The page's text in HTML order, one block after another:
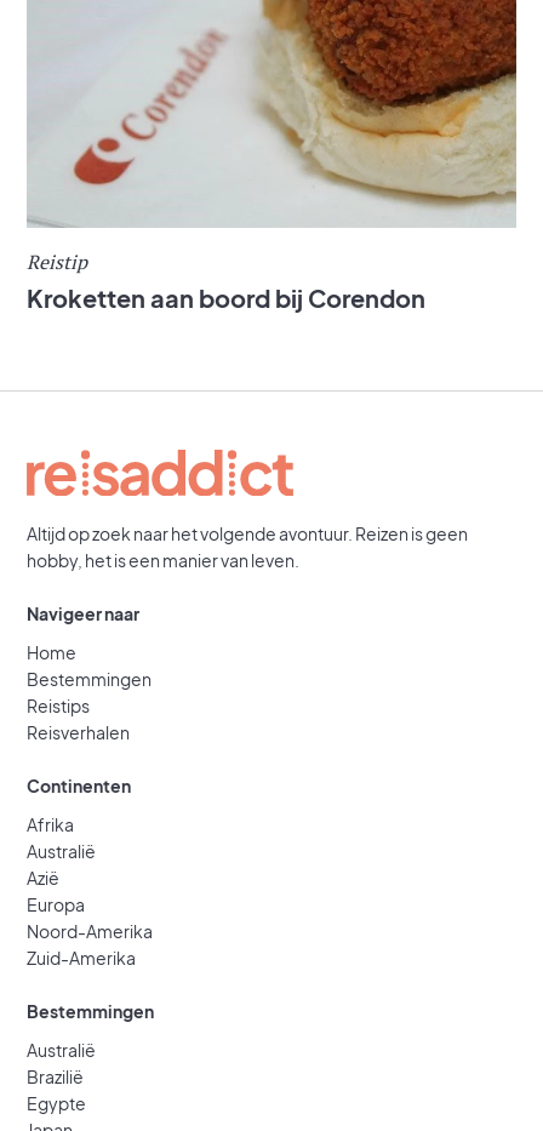
Reistip
Kroketten aan boord bij Corendon
Altijd op zoek naar het volgende avontuur. Reizen is geen
hobby, het is een manier van leven.
Navigeer naar
Home
Bestemmingen
Reistips
Reisverhalen
Continenten
Afrika
Australië
Azië
Europa
Noord-Amerika
Zuid-Amerika
Bestemmingen
Australië
Brazilië
Egypte